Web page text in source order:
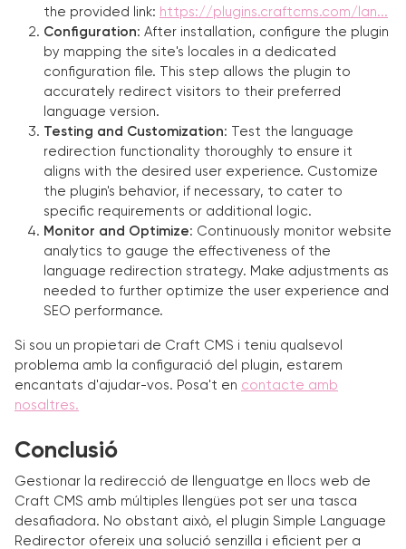
the provided link: https://plugins.craftcms.com/lan...
Configuration: After installation, configure the plugin
by mapping the site's locales in a dedicated
configuration file. This step allows the plugin to
accurately redirect visitors to their preferred
language version.
Testing and Customization: Test the language
redirection functionality thoroughly to ensure it
aligns with the desired user experience. Customize
the plugin's behavior, if necessary, to cater to
specific requirements or additional logic.
Monitor and Optimize: Continuously monitor website
analytics to gauge the effectiveness of the
language redirection strategy. Make adjustments as
needed to further optimize the user experience and
SEO performance.
Si sou un propietari de Craft CMS i teniu qualsevol
problema amb la configuració del plugin, estarem
encantats d'ajudar-vos. Posa't en contacte amb
nosaltres.
Conclusió
Gestionar la redirecció de llenguatge en llocs web de
Craft CMS amb múltiples llengües pot ser una tasca
desafiadora. No obstant això, el plugin Simple Language
Redirector ofereix una solució senzilla i eficient per a